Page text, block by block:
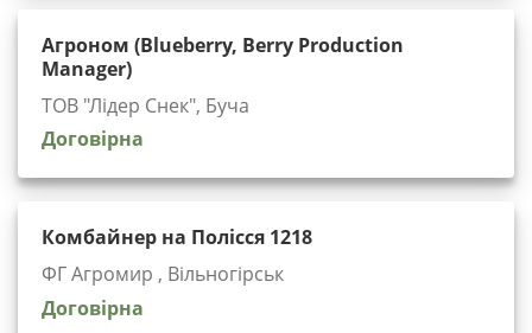
Агроном (Blueberry, Berry Production
Manager)
ТОВ "Лідер Снек", Буча
Договірна
Комбайнер на Полісся 1218
ФГ Агромир , Вільногірськ
Договірна